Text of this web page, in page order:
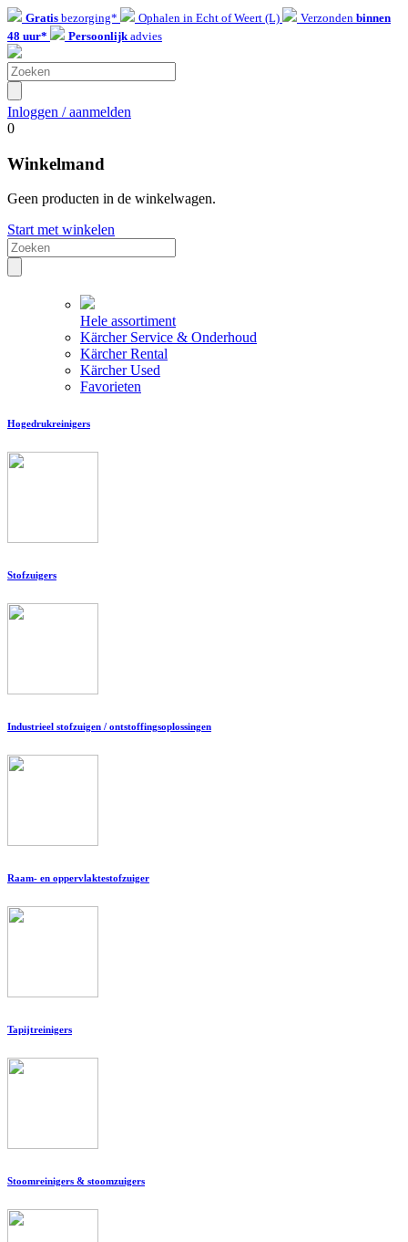
Gratis bezorging* Ophalen in Echt of Weert (L) Verzonden binnen
48 uur*
Persoonlijkadvies
Inloggen / aanmelden
0
Winkelmand
Geen producten in de winkelwagen.
Start met winkelen
Hele assortiment
Kärcher Service & Onderhoud
Kärcher Rental
Kärcher Used
Favorieten
Hogedrukreinigers
Stofzuigers
Industrieel stofzuigen / ontstoffingsoplossingen
Raam- en oppervlaktestofzuiger
Tapijtreinigers
Stoomreinigers & stoomzuigers